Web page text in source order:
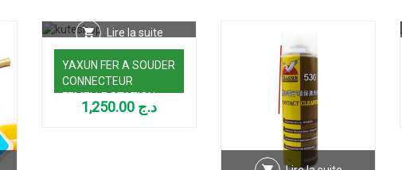
Lire la suite
YAXUN FER A SOUDER
CONNECTEUR
FEMELLE STATION
د.ج